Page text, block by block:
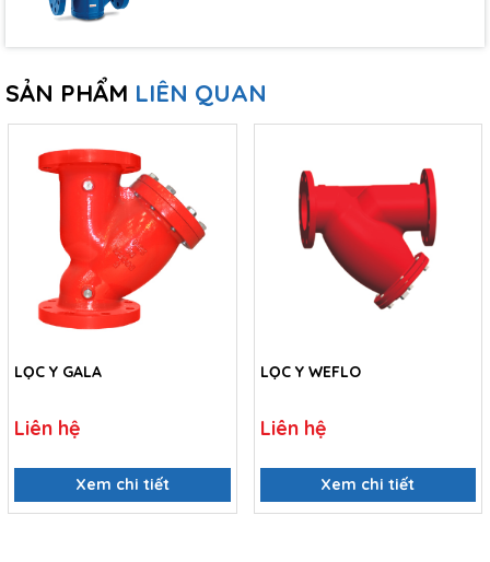
SẢN PHẨM LIÊN QUAN
LỌC Y GALA
Liên hệ
Xem chi tiết
LỌC Y WEFLO
Liên hệ
Xem chi tiết